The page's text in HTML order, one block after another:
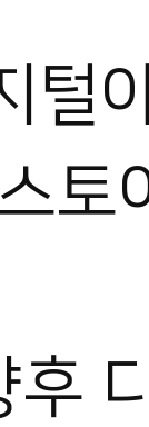
털
토
후